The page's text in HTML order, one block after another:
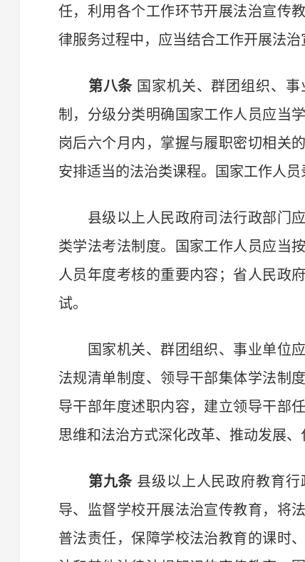
任，利用各个工作环节开展法治宣传
律服务过程中，应当结合工作开展法治
第八条 国家机关、群团组织、
制，分级分类明确国家工作人员应当
岗后六个月内，掌握与履职密切相关
安排适当的法治类课程。国家工作人
县级以上人民政府司法行政部门应
类学法考法制度。国家工作人员应当
人员年度考核的重要内容；省人民政
试。
国家机关、群团组织、事业单位应
法规清单制度、领导干部集体学法制
导干部年度述职内容，建立领导干部
思维和法治方式深化改革、推动发展
第九条 县级以上人民政府教育
导、监督学校开展法治宣传教育，将
普法责任，保障学校法治教育的课时